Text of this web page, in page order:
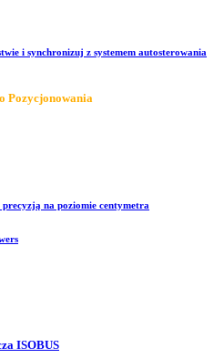
i synchronizuj z systemem autosterowania
Pozycjonowania
na poziomie centymetra
ISOBUS